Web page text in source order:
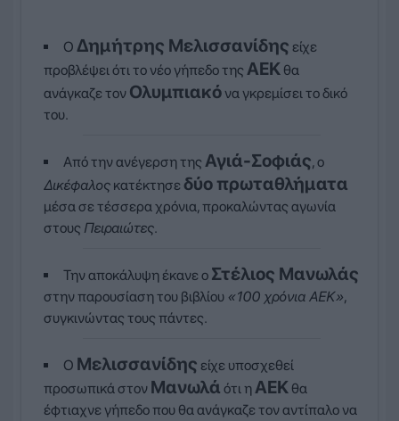
Ο Δημήτρης Μελισσανίδης είχε
προβλέψει ότι το νέο γήπεδο της ΑΕΚ θα
ανάγκαζε τον Ολυμπιακόνα γκρεμίσει το δικό
του.
Από την ανέγερση της Αγιά-Σοφιάς, ο
Δικέφαλος κατέκτησε δύο πρωταθλήματα
μέσα σε τέσσερα χρόνια, προκαλώντας αγωνία
στους Πειραιώτες.
Την αποκάλυψη έκανε ο Στέλιος Μανωλάς
στην παρουσίαση του βιβλίου «100 χρόνια ΑΕΚ»,
συγκινώντας τους πάντες.
Ο Μελισσανίδης είχε υποσχεθεί
προσωπικά στον Μανωλά ότι η ΑΕΚ θα
έφτιαχνε γήπεδο που θα ανάγκαζε τον αντίπαλο να